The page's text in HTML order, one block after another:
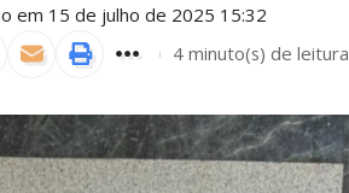
em 15 de julho de 2025 15:32
4 minuto(s) de leitura